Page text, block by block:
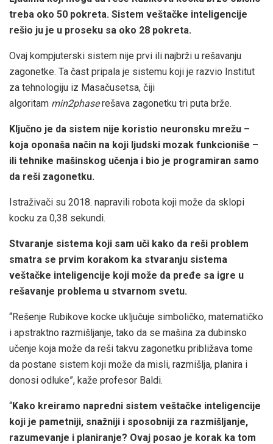
treba oko 50 pokreta. Sistem veštačke inteligencije
rešio ju je u proseku sa oko 28 pokreta.
Ovaj kompjuterski sistem nije prvi ili najbrži u rešavanju
zagonetke. Ta čast pripala je sistemu koji je razvio Institut
za tehnologiju iz Masačusetsa, čiji
algoritam min2phaserešava zagonetku tri puta brže.
Ključno je da sistem nije koristio neuronsku mrežu –
koja oponaša način na koji ljudski mozak funkcioniše –
ili tehnike mašinskog učenja i bio je programiran samo
da reši zagonetku.
Istraživači su 2018. napravili robota koji može da sklopi
kocku za 0,38 sekundi.
Stvaranje sistema koji sam uči kako da reši problem
smatra se prvim korakom ka stvaranju sistema
veštačke inteligencije koji može da pređe sa igre u
rešavanje problema u stvarnom svetu.
“Rešenje Rubikove kocke uključuje simboličko, matematičko
i apstraktno razmišljanje, tako da se mašina za dubinsko
učenje koja može da reši takvu zagonetku približava tome
da postane sistem koji može da misli, razmišlja, planira i
donosi odluke”, kaže profesor Baldi.
“Kako kreiramo napredni sistem veštačke inteligencije
koji je pametniji, snažniji i sposobniji za razmišljanje,
razumevanje i planiranje? Ovaj posao je korak ka tom